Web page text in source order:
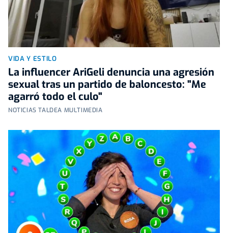
VIDA Y ESTILO
La influencer AriGeli denuncia una agresión
sexual tras un partido de baloncesto: "Me
agarró todo el culo"
NOTICIAS TALDEA MULTIMEDIA